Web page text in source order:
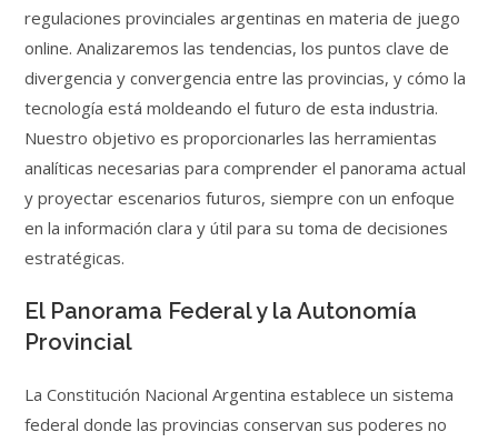
regulaciones provinciales argentinas en materia de juego
online. Analizaremos las tendencias, los puntos clave de
divergencia y convergencia entre las provincias, y cómo la
tecnología está moldeando el futuro de esta industria.
Nuestro objetivo es proporcionarles las herramientas
analíticas necesarias para comprender el panorama actual
y proyectar escenarios futuros, siempre con un enfoque
en la información clara y útil para su toma de decisiones
estratégicas.
El Panorama Federal y la Autonomía
Provincial
La Constitución Nacional Argentina establece un sistema
federal donde las provincias conservan sus poderes no